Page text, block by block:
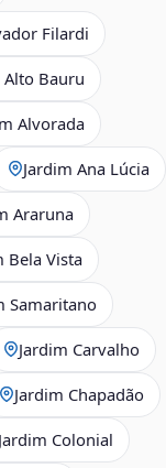
Filardi
Alto Bauru
Alvorada
Jardim Ana Lúcia
Araruna
Bela Vista
Samaritano
Jardim Carvalho
Jardim Chapadão
Jardim Colonial